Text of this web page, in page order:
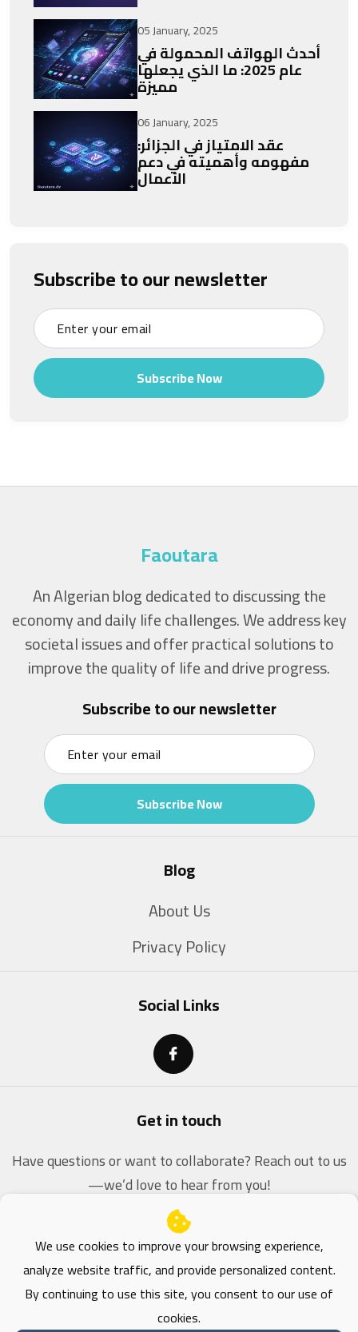
05 January, 2025
أحدث الهواتف المحمولة في
عام 2025: ما الذي يجعلها
مميزة
06 January, 2025
عقد الامتياز في الجزائر:
مفهومه وأهميته في دعم
الأعمال
Subscribe to our newsletter
Subscribe Now
Faoutara
An Algerian blog dedicated to discussing the
economy and daily life challenges. We address key
societal issues and offer practical solutions to
improve the quality of life and drive progress.
Subscribe to our newsletter
Subscribe Now
Blog
About Us
Privacy Policy
Social Links
Get in touch
Have questions or want to collaborate? Reach out to us
—we’d love to hear from you!
contact@dz-coders.com
© 2026 Faoutara - Powered by DZ-Coders , All Rights
We use cookies to improve your browsing experience,
analyze website traffic, and provide personalized content.
By continuing to use this site, you consent to our use of
cookies.